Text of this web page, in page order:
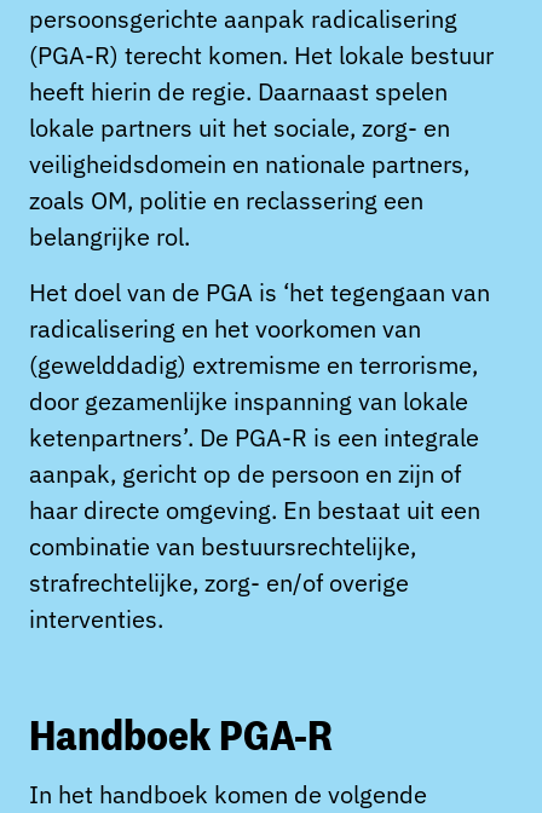
persoonsgerichte aanpak radicalisering
(PGA-R) terecht komen. Het lokale bestuur
heeft hierin de regie. Daarnaast spelen
lokale partners uit het sociale, zorg- en
veiligheidsdomein en nationale partners,
zoals OM, politie en reclassering een
belangrijke rol.
Het doel van de PGA is ‘het tegengaan van
radicalisering en het voorkomen van
(gewelddadig) extremisme en terrorisme,
door gezamenlijke inspanning van lokale
ketenpartners’. De PGA-R is een integrale
aanpak, gericht op de persoon en zijn of
haar directe omgeving. En bestaat uit een
combinatie van bestuursrechtelijke,
strafrechtelijke, zorg- en/of overige
interventies.
Handboek PGA-R
In het handboek komen de volgende